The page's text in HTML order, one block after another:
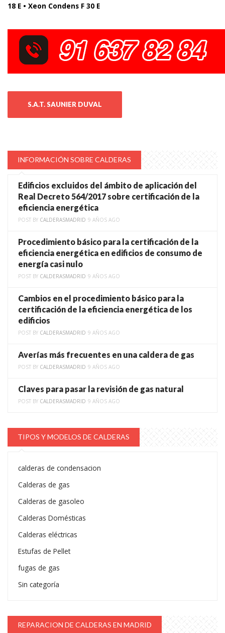
18 E • Xeon Condens F 30 E
S.A.T. SAUNIER DUVAL
INFORMACIÓN SOBRE CALDERAS
Edificios excluidos del ámbito de aplicación del
Real Decreto 564/2017 sobre certificación de la
eficiencia energética
POST BY CALDERASMADRID 9 AÑOS AGO
Procedimiento básico para la certificación de la
eficiencia energética en edificios de consumo de
energía casi nulo
POST BY CALDERASMADRID 9 AÑOS AGO
Cambios en el procedimiento básico para la
certificación de la eficiencia energética de los
edificios
POST BY CALDERASMADRID 9 AÑOS AGO
Averías más frecuentes en una caldera de gas
POST BY CALDERASMADRID 9 AÑOS AGO
Claves para pasar la revisión de gas natural
POST BY CALDERASMADRID 9 AÑOS AGO
TIPOS Y MODELOS DE CALDERAS
calderas de condensacion
Calderas de gas
Calderas de gasoleo
Calderas Domésticas
Calderas eléctricas
Estufas de Pellet
fugas de gas
Sin categoría
REPARACION DE CALDERAS EN MADRID